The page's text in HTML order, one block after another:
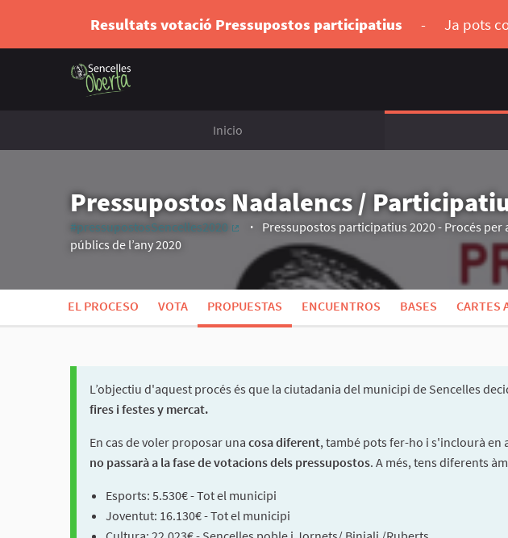
Resultats votació Pressupostos participatius - Ja pots
Inicio
Pressupostos Nadalencs /
#pressupostosSencelles2020
(Enlace externo)
Pressupostos participatius 2020 - Procés
públics de l’any 2020
EL PROCESO VOTA PROPUESTAS ENCUENTROS BASES CARTES
L’objectiu d'aquest procés és que la ciutadania del municipi de Sencelles
fires i festes y mercat.
En cas de voler proposar una cosa diferent, també pots fer-ho i s'inclourà en
no passarà a la fase de votacions dels pressupostos. A més, tens diferents
Esports: 5.530€ - Tot el municipi
Joventut: 16.130€ - Tot el municipi